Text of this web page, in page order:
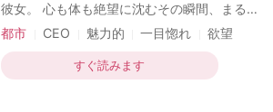
彼女。 心も体も絶望に沈むその瞬間、まるで
奇跡のように現れたのは——彼だった。 優し
夫を見返すように、華やかに人生を取り戻し
ていく彼女。 「二度目の結婚？上等だ」 世
都市 CEO 魅力的 一目惚れ
欲望
現代
すぐ読みます